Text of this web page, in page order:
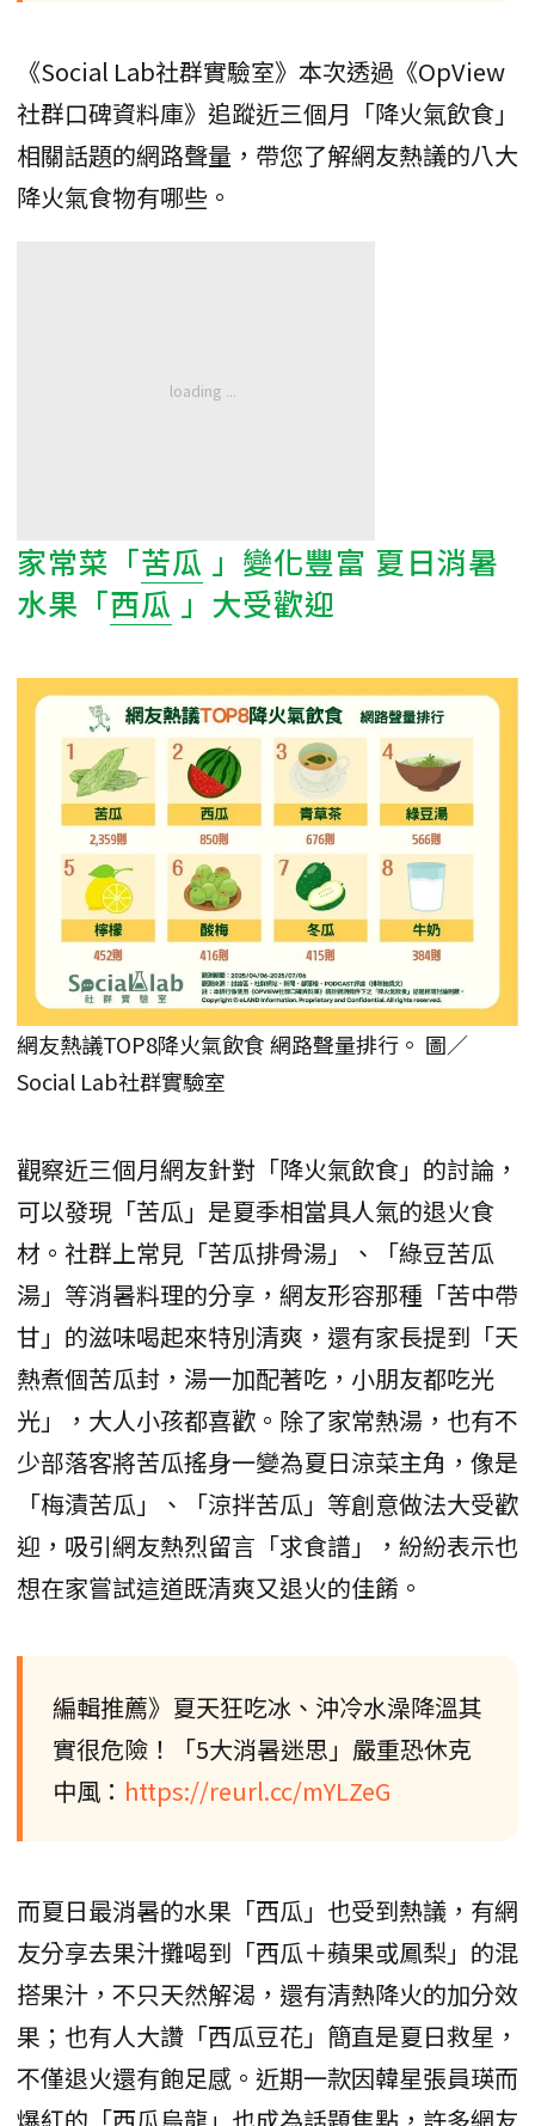
《Social Lab社群實驗室》本次透過《OpView
社群口碑資料庫》追蹤近三個月「降火氣飲食」
相關話題的網路聲量，帶您了解網友熱議的八大
降火氣食物有哪些。
家常菜「苦瓜 」變化豐富 夏日消暑
水果「西瓜 」大受歡迎
網友熱議TOP8降火氣飲食 網路聲量排行。 圖／
Social Lab社群實驗室
觀察近三個月網友針對「降火氣飲食」的討論，
可以發現「苦瓜」是夏季相當具人氣的退火食
材。社群上常見「苦瓜排骨湯」、「綠豆苦瓜
湯」等消暑料理的分享，網友形容那種「苦中帶
甘」的滋味喝起來特別清爽，還有家長提到「天
熱煮個苦瓜封，湯一加配著吃，小朋友都吃光
光」，大人小孩都喜歡。除了家常熱湯，也有不
少部落客將苦瓜搖身一變為夏日涼菜主角，像是
「梅漬苦瓜」、「涼拌苦瓜」等創意做法大受歡
迎，吸引網友熱烈留言「求食譜」，紛紛表示也
想在家嘗試這道既清爽又退火的佳餚。
編輯推薦》夏天狂吃冰、沖冷水澡降溫其
實很危險！「5大消暑迷思」嚴重恐休克
中風： https://reurl.cc/mYLZeG
而夏日最消暑的水果「西瓜」也受到熱議，有網
友分享去果汁攤喝到「西瓜＋蘋果或鳳梨」的混
搭果汁，不只天然解渴，還有清熱降火的加分效
果；也有人大讚「西瓜豆花」簡直是夏日救星，
不僅退火還有飽足感。近期一款因韓星張員瑛而